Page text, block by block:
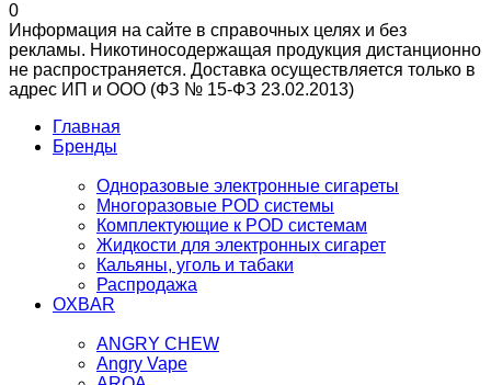
0
Информация на сайте в справочных целях и без
рекламы. Никотиносодержащая продукция дистанционно
не распространяется. Доставка осуществляется только в
адрес ИП и ООО (ФЗ № 15-ФЗ 23.02.2013)
Главная
Бренды
Одноразовые электронные сигареты
Многоразовые POD системы
Комплектующие к POD системам
Жидкости для электронных сигарет
Кальяны, уголь и табаки
Распродажа
OXBAR
ANGRY CHEW
Angry Vape